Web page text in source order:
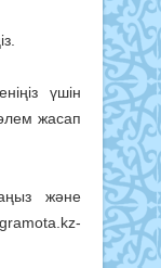
үшін
жасап
және